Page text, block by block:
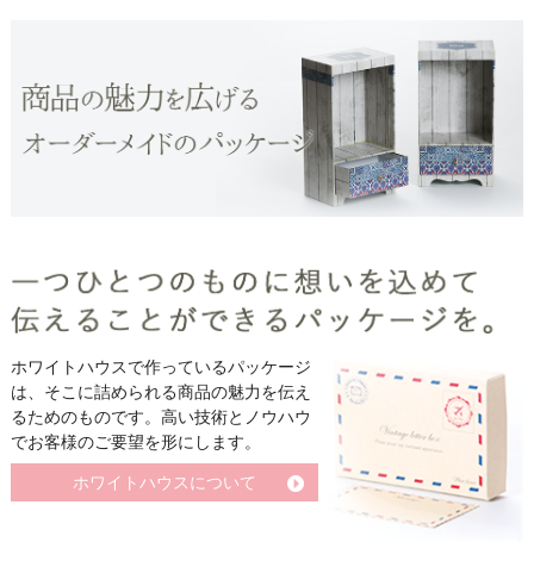
ホワイトハウスで作っているパッケージ
は、そこに詰められる商品の魅力を伝え
るためのものです。高い技術とノウハウ
でお客様のご要望を形にします。
ホワイトハウスについて